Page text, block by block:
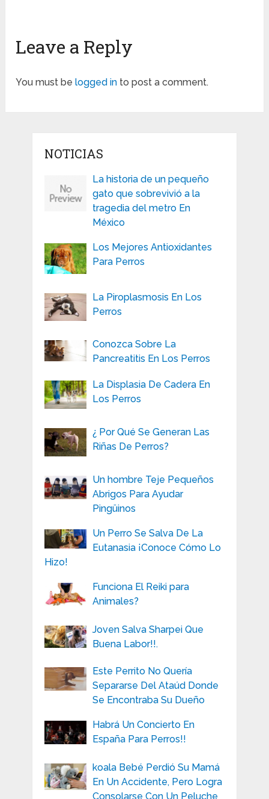
Leave a Reply
You must belogged in to post a comment.
NOTICIAS
La historia de un pequeño
gato que sobrevivió a la
tragedia del metro En
México
Los Mejores Antioxidantes
Para Perros
La Piroplasmosis En Los
Perros
Conozca Sobre La
Pancreatitis En Los Perros
La Displasia De Cadera En
Los Perros
¿ Por Qué Se Generan Las
Riñas De Perros?
Un hombre Teje Pequeños
Abrigos Para Ayudar
Pingüinos
Un Perro Se Salva De La
Eutanasia ¡Conoce Cómo Lo
Hizo!
Funciona El Reiki para
Animales?
Joven Salva Sharpei Que
Buena Labor!!.
Este Perrito No Quería
Separarse Del Ataúd Donde
Se Encontraba Su Dueño
Habrá Un Concierto En
España Para Perros!!
koala Bebé Perdió Su Mamá
En Un Accidente, Pero Logra
Consolarse Con Un Peluche